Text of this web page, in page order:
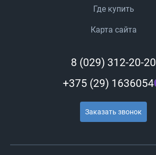
Где купить
Карта сайта
8 (029) 312-20-20
+375 (29) 1636054
Заказать звонок